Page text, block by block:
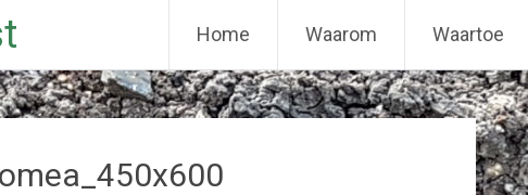
Home Waarom Waartoe